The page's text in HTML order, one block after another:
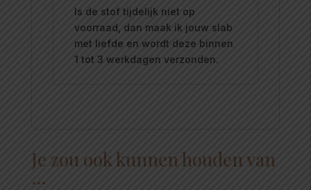
Is de stof tijdelijk niet op
voorraad, dan maak ik jouw slab
met liefde en wordt deze binnen
1 tot 3 werkdagen verzonden.
Je zou ook kunnen houden van
…